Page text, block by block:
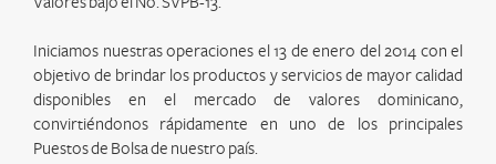
Iniciamos nuestras operaciones el 13 de enero del 2014 con el
objetivo de brindar los productos y servicios de mayor calidad
disponibles en el mercado de valores dominicano,
convirtiéndonos rápidamente en uno de los principales
Puestos de Bolsa de nuestro país.